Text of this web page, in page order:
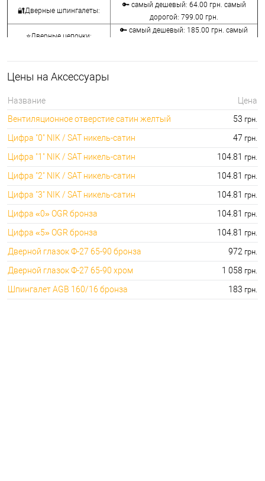
🔐Дверные шпингалеты:
🔑 самый дешевый: 64.00 грн. самый
дорогой: 799.00 грн.
⭐Дверные цепочки:
🔑 самый дешевый: 185.00 грн. самый
🔐Засовы для дверей:
для дверей:
🔑 самый дешевый: 53.00 грн. самый
дорогой: 157.00 грн.
Цены на Аксессуары
Название
Цена
Вентиляционное отверстие сатин желтый
53 грн.
Цифра "0" NIK / SAT никель-сатин 47 грн.
Цифра "1" NIK / SAT никель-сатин 104.81 грн.
Цифра "2" NIK / SAT никель-сатин 104.81 грн.
Цифра "3" NIK / SAT никель-сатин 104.81 грн.
Цифра «0» OGR бронза 104.81 грн.
Цифра «5» OGR бронза 104.81 грн.
Дверной глазок Ф-27 65-90 бронза 972 грн.
Дверной глазок Ф-27 65-90 хром 1 058 грн.
Шпингалет AGB 160/16 бронза 183 грн.